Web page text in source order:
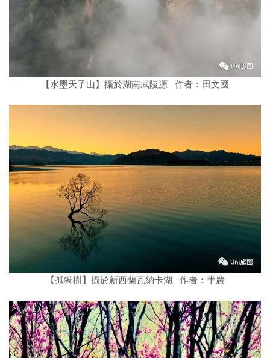
【水墨天子山】攝於湖南武陵源 作者：田文國
【孤獨樹】攝於新西蘭瓦納卡湖 作者：半農